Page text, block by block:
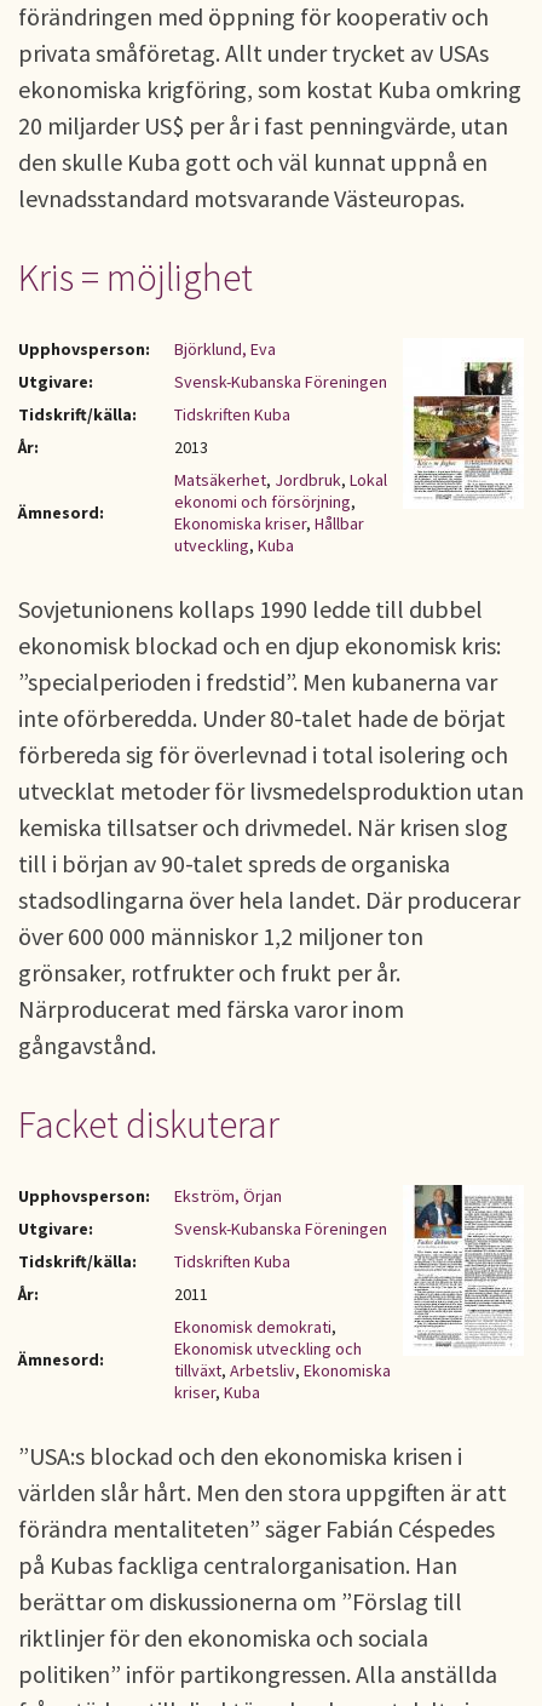
förändringen med öppning för kooperativ och
privata småföretag. Allt under trycket av USAs
ekonomiska krigföring, som kostat Kuba omkring
20 miljarder US$ per år i fast penningvärde, utan
den skulle Kuba gott och väl kunnat uppnå en
levnadsstandard motsvarande Västeuropas.
Kris = möjlighet
Upphovsperson:
Björklund, Eva
Utgivare:
Svensk-Kubanska Föreningen
Tidskrift/källa:
Tidskriften Kuba
År:
2013
Ämnesord:
Matsäkerhet, Jordbruk, Lokal
ekonomi och försörjning,
Ekonomiska kriser, Hållbar
utveckling, Kuba
Sovjetunionens kollaps 1990 ledde till dubbel
ekonomisk blockad och en djup ekonomisk kris:
”specialperioden i fredstid”. Men kubanerna var
inte oförberedda. Under 80-talet hade de börjat
förbereda sig för överlevnad i total isolering och
utvecklat metoder för livsmedelsproduktion utan
kemiska tillsatser och drivmedel. När krisen slog
till i början av 90-talet spreds de organiska
stadsodlingarna över hela landet. Där producerar
över 600 000 människor 1,2 miljoner ton
grönsaker, rotfrukter och frukt per år.
Närproducerat med färska varor inom
gångavstånd.
Facket diskuterar
Upphovsperson:
Ekström, Örjan
Utgivare:
Svensk-Kubanska Föreningen
Tidskrift/källa:
Tidskriften Kuba
År:
2011
Ämnesord:
Ekonomisk demokrati,
Ekonomisk utveckling och
tillväxt, Arbetsliv, Ekonomiska
kriser, Kuba
”USA:s blockad och den ekonomiska krisen i
världen slår hårt. Men den stora uppgiften är att
förändra mentaliteten” säger Fabián Céspedes
på Kubas fackliga centralorganisation. Han
berättar om diskussionerna om ”Förslag till
riktlinjer för den ekonomiska och sociala
politiken” inför partikongressen. Alla anställda